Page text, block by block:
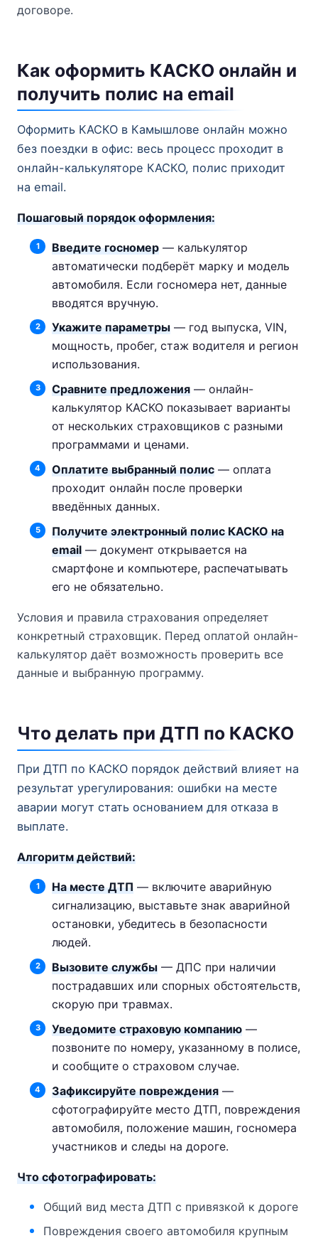
договоре.
Как оформить КАСКО онлайн и
получить полис на email
Оформить КАСКО в Камышлове онлайн можно
без поездки в офис: весь процесс проходит в
онлайн-калькуляторе КАСКО, полис приходит
на email.
Пошаговый порядок оформления:
Введите госномер— калькулятор
автоматически подберёт марку и модель
автомобиля. Если госномера нет, данные
вводятся вручную.
Укажите параметры— год выпуска, VIN,
мощность, пробег, стаж водителя и регион
использования.
Сравните предложения— онлайн-
калькулятор КАСКО показывает варианты
от нескольких страховщиков с разными
программами и ценами.
Оплатите выбранный полис— оплата
проходит онлайн после проверки
введённых данных.
Получите электронный полис КАСКО на
email— документ открывается на
смартфоне и компьютере, распечатывать
его не обязательно.
Условия и правила страхования определяет
конкретный страховщик. Перед оплатой онлайн-
калькулятор даёт возможность проверить все
данные и выбранную программу.
Что делать при ДТП по КАСКО
При ДТП по КАСКО порядок действий влияет на
результат урегулирования: ошибки на месте
аварии могут стать основанием для отказа в
выплате.
Алгоритм действий:
На месте ДТП— включите аварийную
сигнализацию, выставьте знак аварийной
остановки, убедитесь в безопасности
людей.
Вызовите службы— ДПС при наличии
пострадавших или спорных обстоятельств,
скорую при травмах.
Уведомите страховую компанию—
позвоните по номеру, указанному в полисе,
и сообщите о страховом случае.
Зафиксируйте повреждения—
сфотографируйте место ДТП, повреждения
автомобиля, положение машин, госномера
участников и следы на дороге.
Что сфотографировать:
Общий вид места ДТП с привязкой к дороге
Повреждения своего автомобиля крупным